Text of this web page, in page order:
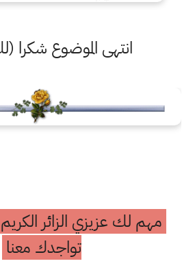
انتهى الموضوع شكرا
مهم لك عزيزي الزائر
تواجدك معنا